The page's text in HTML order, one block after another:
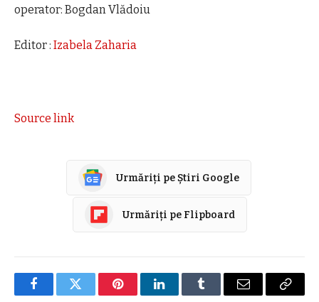
operator: Bogdan Vlădoiu
Editor : Izabela Zaharia
Source link
Urmăriți pe Știri Google
Urmăriți pe Flipboard
FacebookTwitter PinterestLinkedInTumblr E-